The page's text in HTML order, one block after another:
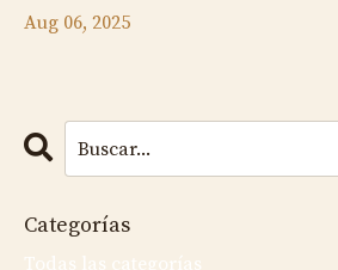
Aug 06, 2025
Categorías
Todas las categorías